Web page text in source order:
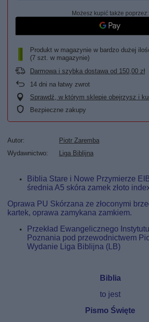
Możesz kupić także poprzez:
Produkt w magazynie w bardzo dużej
(7 szt. w magazynie)
Darmowa i szybka dostawa od 150,00 zł
14 dni na łatwy zwrot
Sprawdź, w którym sklepie obejrzysz i
Bezpieczne zakupy
Autor
Piotr Zaremba
Wydawnictwo
Liga Biblijna
Biblia Stare i Nowe Przymierze
średnia A5 skóra zamek złoto
Oprawa PU Skórzana ze złoconymi
kartek, oprawa zamykana zamkiem.
Przekład Ewangelicznego
Poznania pod przewodnictwem
Wydanie Liga Biblijna (LB)
Biblia
to jest
Pismo Święte